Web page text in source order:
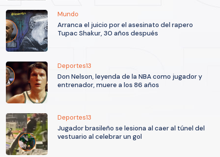
Mundo
Arranca el juicio por el asesinato del rapero
Tupac Shakur, 30 años después
Deportes13
Don Nelson, leyenda de la NBA como jugador y
entrenador, muere a los 86 años
Deportes13
Jugador brasileño se lesiona al caer al túnel del
vestuario al celebrar un gol